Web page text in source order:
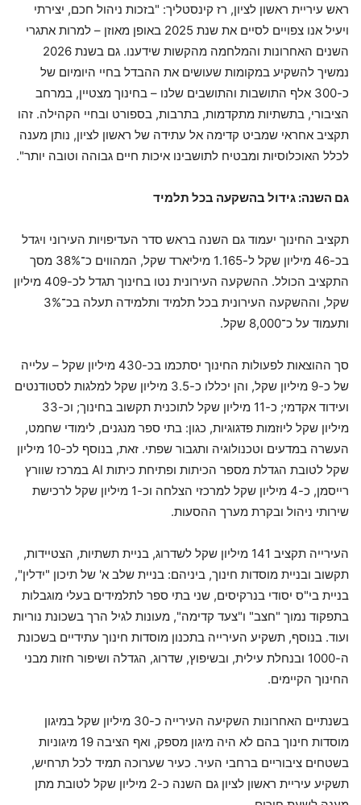
ראש עיריית ראשון לציון, רז קינסטליך: "בזכות ניהול חכם, יצירתי
ויעיל אנו צפויים לסיים את שנת 2025 באופן מאוזן – למרות אתגרי
השנים האחרונות והמלחמה מהקשות שידענו. גם בשנת 2026
נמשיך להשקיע במקומות שעושים את ההבדל בחיי היומיום של
כ-300 אלף התושבות והתושבים שלנו – בחינוך מצטיין, במרחב
הציבורי, בתשתיות מתקדמות, בתרבות, בספורט ובחיי הקהילה. זהו
תקציב אחראי שמביט קדימה אל עתידה של ראשון לציון, נותן מענה
לכלל האוכלוסיות ומבטיח לתושבינו איכות חיים גבוהה וטובה יותר".
גם השנה: גידול בהשקעה בכל תלמיד
תקציב החינוך יעמוד גם השנה בראש סדר העדיפויות העירוני ויגדל
בכ-46 מיליון שקל ל-1.165 מיליארד שקל, המהווים כ־38% מסך
התקציב הכולל. ההשקעה העירונית נטו בחינוך תגדל לכ-409 מיליון
שקל, וההשקעה העירונית בכל תלמיד ותלמידה תעלה בכ־3%
ותעמוד על כ־8,000 שקל.
סך ההוצאות לפעולות החינוך יסתכמו בכ-430 מיליון שקל – עלייה
של כ-9 מיליון שקל, והן יכללו כ-3.5 מיליון שקל למלגות לסטודנטים
ועידוד אקדמי; כ-11 מיליון שקל לתוכנית תקשוב בחינוך; וכ-33
מיליון שקל ליוזמות פדגוגיות, כגון: בתי ספר מנגנים, לימודי שחמט,
העשרה במדעים וטכנולוגיה ותגבור שפתי. זאת, בנוסף לכ-10 מיליון
שקל לטובת הגדלת מספר הכיתות ופתיחת כיתות AI במרכז שוורץ
רייסמן, כ-4 מיליון שקל למרכזי הצלחה וכ-1 מיליון שקל לרכישת
שירותי ניהול ובקרת מערך ההסעות.
העירייה תקציב 141 מיליון שקל לשדרוג, בניית תשתיות, הצטיידות,
תקשוב ובניית מוסדות חינוך, ביניהם: בניית שלב א' של תיכון "ידלין",
בניית בי"ס יסודי בנרקיסים, שני בתי ספר לתלמידים בעלי מוגבלות
בתפקוד נמוך "חצב" ו"צעד קדימה", מעונות לגיל הרך בשכונת נוריות
ועוד. בנוסף, תשקיע העירייה בתכנון מוסדות חינוך עתידיים בשכונת
ה-1000 ובנחלת עילית, ובשיפוץ, שדרוג, הגדלה ושיפור חזות מבני
החינוך הקיימים.
בשנתיים האחרונות השקיעה העירייה כ-30 מיליון שקל במיגון
מוסדות חינוך בהם לא היה מיגון מספק, ואף הציבה 19 מיגוניות
בשטחים ציבוריים ברחבי העיר. כעיר שערוכה תמיד לכל תרחיש,
תשקיע עיריית ראשון לציון גם השנה כ-2 מיליון שקל לטובת מתן